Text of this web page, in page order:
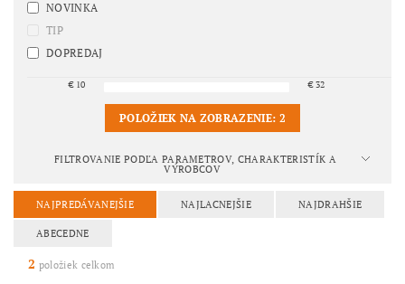
NOVINKA
TIP
DOPREDAJ
€ 10 €32
POLOŽIEK NA ZOBRAZENIE: 2
FILTROVANIE PODĽA PARAMETROV, CHARAKTERISTÍK A
VÝROBCOV
NAJPREDÁVANEJŠIE NAJLACNEJŠIE NAJDRAHŠIE
ABECEDNE
2 položiek celkom